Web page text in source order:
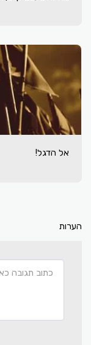
אל הדגל!
הערות